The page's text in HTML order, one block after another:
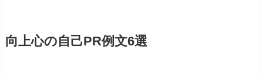
向上心の自己PR例文6選